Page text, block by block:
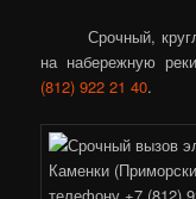
Срочный,
на набережную
(812) 922 21 40.